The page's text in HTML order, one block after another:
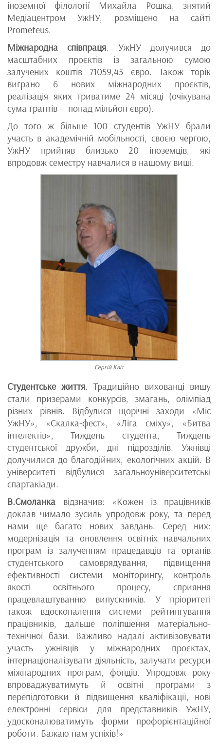
іноземної філології Михайла Рошка, знятий
Медіацентром УжНУ, розміщено на сайті
Prometeus.
Міжнародна співпраця. УжНУ долучився до
масштабних проєктів із загальною сумою
залучених коштів 71059,45 євро. Також торік
виграно 6 нових міжнародних проєктів,
реалізація яких триватиме 24 місяці (очікувана
сума грантів — понад мільйон євро).
До того ж більше 100 студентів УжНУ брали
участь в академічній мобільності, своєю чергою,
УжНУ прийняв близько 20 іноземців, які
впродовж семестру навчалися в нашому виші.
Сергій Квіт
Студентське життя. Традиційно вихованці вишу
стали призерами конкурсів, змагань, олімпіад
різних рівнів. Відбулися щорічні заходи «Міс
УжНУ», «Скалка-фест», «Ліга сміху», «Битва
інтелектів», Тиждень студента, Тиждень
студентської дружби, дні підрозділів. Ужнівці
долучилися до благодійних, екологічних акцій. В
університеті відбулися загальноуніверситетські
спартакіади.
В.Смоланка відзначив: «Кожен із працівників
доклав чимало зусиль упродовж року, та перед
нами ще багато нових завдань. Серед них:
модернізація та оновлення освітніх навчальних
програм із залученням працедавців та органів
студентського самоврядування, підвищення
ефективності системи моніторингу, контроль
якості освітнього процесу, сприяння
працевлаштуванню випускників. У пріоритеті
також вдосконалення системи рейтингування
працівників, дальше поліпшення матеріально-
технічної бази. Важливо надалі активізовувати
участь ужнівців у міжнародних проєктах,
інтернаціоналізувати діяльність, залучати ресурси
міжнародних програм, фондів. Упродовж року
впроваджуватимуть й освітні програми з
перепідготовки й підвищення кваліфікації, нові
електронні сервіси для представників УжНУ,
удосконалюватимуть форми профорієнтаційної
роботи. Бажаю нам успіхів!»